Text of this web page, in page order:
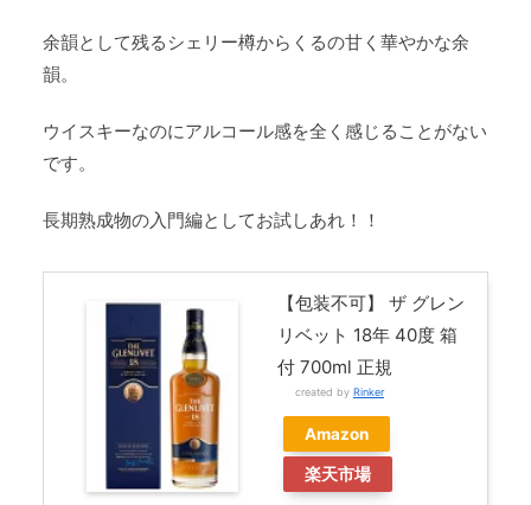
余韻として残るシェリー樽からくるの甘く華やかな余
韻。
ウイスキーなのにアルコール感を全く感じることがない
です。
長期熟成物の入門編としてお試しあれ！！
【包装不可】 ザ グレン
リベット 18年 40度 箱
付 700ml 正規
created by Rinker
Amazon
楽天市場